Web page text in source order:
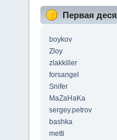
Первая
boykov
Zloy
zlakkiller
forsangel
Snifer
MaZaHaKa
sergey.petrov
bashka
metti